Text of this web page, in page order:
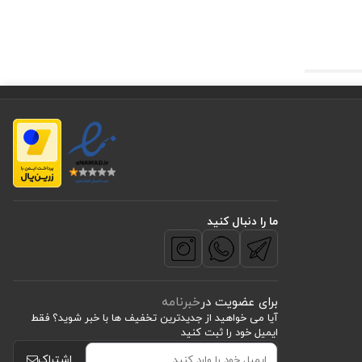
به
ما را دنبال کنید
برای عضویت درخبرنامه
آیا می خواهید از جدید‌ترین تخفیف‌ ها با‌ خبر شوید؟ فقط
ایمیل خود را ثبت کنید